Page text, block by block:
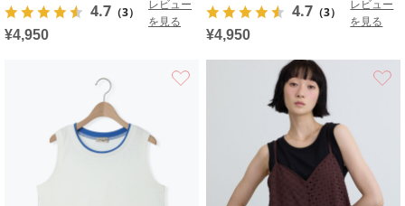
4.7 （3）
レビュー
を見る
¥4,950
4.7 （3）
レビュー
を見る
¥4,950